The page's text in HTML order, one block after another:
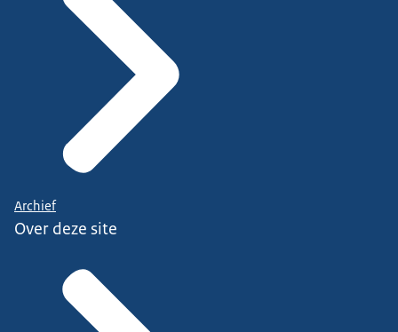
Archief
Over deze site